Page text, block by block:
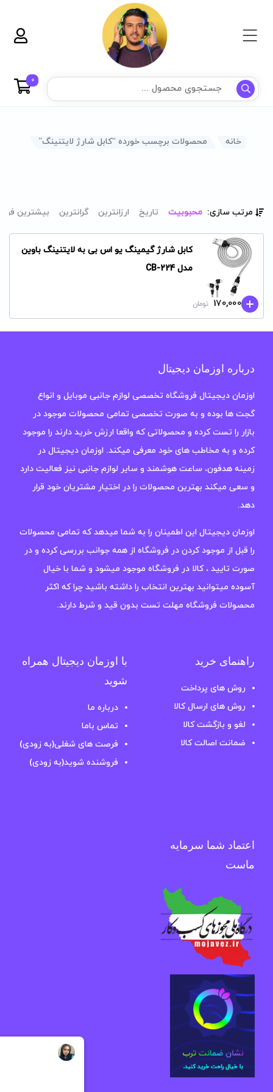
0
خانه محصولات برچسب خورده “کابل شارژ لایتنینگ”
مرتب سازی: محبوبیت تاریخ ارزانترین گرانترین بیشترین
کابل شارژ گیمینگ یو اس بی به لایتنینگ باوین
مدل CB-224
170,000 تومان
درباره اوزمان دیجیتال
اوزمان دیجیتال فروشگاه تخصصی لوازم جانبی موبایل و انواع
گجت ها بوده و به صورت تخصصی تمامی محصولات موجود در
بازار را تست کرده و محصولاتی که واقعا ارزش خرید دارند را موجود
کرده و به مخاطب های خود معرفی میکند. اوزمان دیجیتال در
زمینه هدفون، ساعت هوشمند و سایر لوازم جانبی نیز فعالیت دارد
و سعی میکند بهترین محصولات را در اختیار مشتریان خود قرار
دهد.
اوزمان دیجیتال این اطمینان را به شما میدهد که تمامی محصولات
را قبل از موجود کردن در فروشگاه از همه جوانب بررسی کرده و در
صورت تایید ، کالا در فروشگاه موجود میشود و شما با خیال
آسوده میتوانید بهترین انتخاب را داشته باشید چرا که اکثر
محصولات فروشگاه مهلت تست بدون قید و شرط دارند.
راهنمای خرید
روش های پرداخت
روش های ارسال کالا
لغو و بازگشت کالا
ضمانت اصالت کالا
با اوزمان دیجیتال همراه
شوید
درباره ما
تماس باما
فرصت های شغلی(به زودی)
فروشنده شوید(به زودی)
اعتماد شما سرمایه
ماست